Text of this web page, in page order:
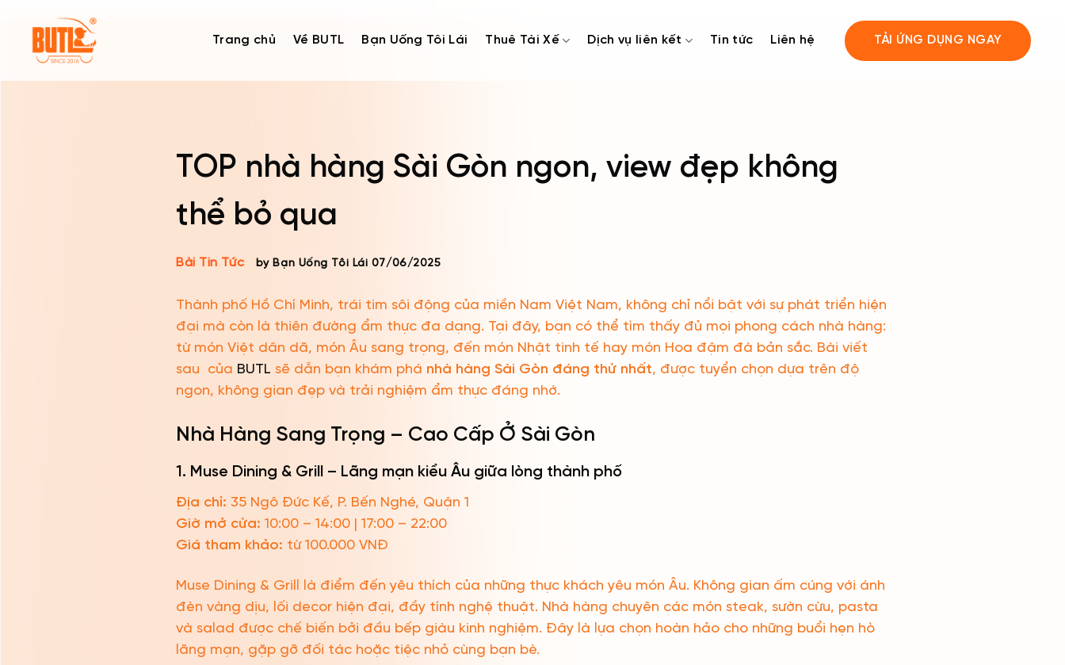
content
Trang chủ Về BUTL Bạn Uống Tôi Lái Thuê Tài Xế Dịch vụ liên kết Tin tức Liên hệ TẢI ỨNG DỤNG NGAY
TOP nhà hàng Sài Gòn ngon, view đẹp không
thể bỏ qua
Bài Tin Tức by Bạn Uống Tôi Lái 07/06/2025
Thành phố Hồ Chí Minh, trái tim sôi động của miền Nam Việt Nam, không chỉ nổi bật với sự phát triển hiện
đại mà còn là thiên đường ẩm thực đa dạng. Tại đây, bạn có thể tìm thấy đủ mọi phong cách nhà hàng:
từ món Việt dân dã, món Âu sang trọng, đến món Nhật tinh tế hay món Hoa đậm đà bản sắc. Bài viết
sau của BUTL sẽ dẫn bạn khám phá nhà hàng Sài Gòn đáng thử nhất, được tuyển chọn dựa trên độ
ngon, không gian đẹp và trải nghiệm ẩm thực đáng nhớ.
Nhà Hàng Sang Trọng – Cao Cấp Ở Sài Gòn
1. Muse Dining & Grill – Lãng mạn kiểu Âu giữa lòng thành phố
Địa chỉ: 35 Ngô Đức Kế, P. Bến Nghé, Quận 1
Giờ mở cửa: 10:00 – 14:00 | 17:00 – 22:00
Giá tham khảo: từ 100.000 VNĐ
Muse Dining & Grill là điểm đến yêu thích của những thực khách yêu món Âu. Không gian ấm cúng với ánh
đèn vàng dịu, lối decor hiện đại, đầy tính nghệ thuật. Nhà hàng chuyên các món steak, sườn cừu, pasta
và salad được chế biến bởi đầu bếp giàu kinh nghiệm. Đây là lựa chọn hoàn hảo cho những buổi hẹn hò
lãng mạn, gặp gỡ đối tác hoặc tiệc nhỏ cùng bạn bè.